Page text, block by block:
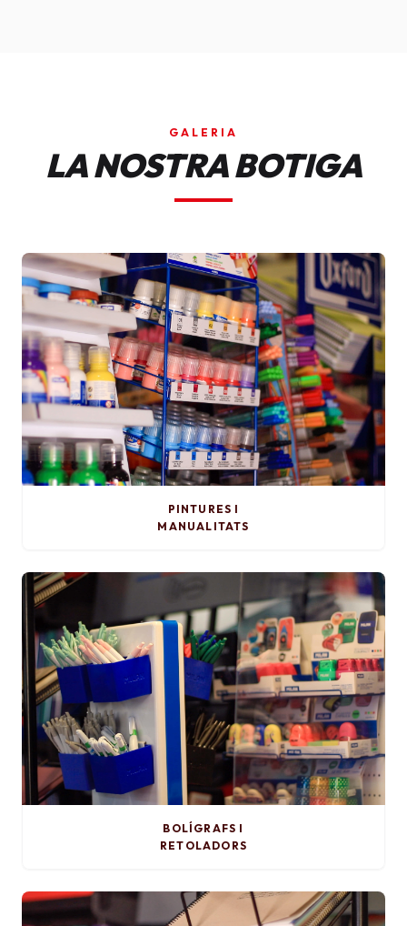
GALERIA
LA NOSTRA BOTIGA
PINTURES I
MANUALITATS
BOLÍGRAFS I
RETOLADORS